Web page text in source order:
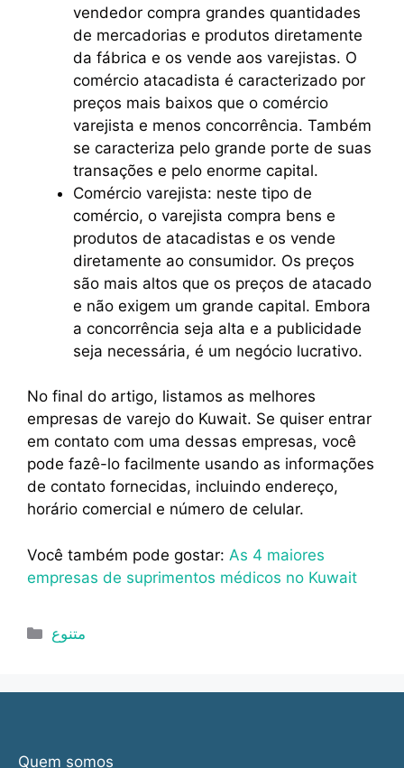
vendedor compra grandes quantidades
de mercadorias e produtos diretamente
da fábrica e os vende aos varejistas. O
comércio atacadista é caracterizado por
preços mais baixos que o comércio
varejista e menos concorrência. Também
se caracteriza pelo grande porte de suas
transações e pelo enorme capital.
Comércio varejista: neste tipo de
comércio, o varejista compra bens e
produtos de atacadistas e os vende
diretamente ao consumidor. Os preços
são mais altos que os preços de atacado
e não exigem um grande capital. Embora
a concorrência seja alta e a publicidade
seja necessária, é um negócio lucrativo.
No final do artigo, listamos as melhores
empresas de varejo do Kuwait. Se quiser entrar
em contato com uma dessas empresas, você
pode fazê-lo facilmente usando as informações
de contato fornecidas, incluindo endereço,
horário comercial e número de celular.
Você também pode gostar: As 4 maiores
empresas de suprimentos médicos no Kuwait
Categorias
متنوع
Quem somos